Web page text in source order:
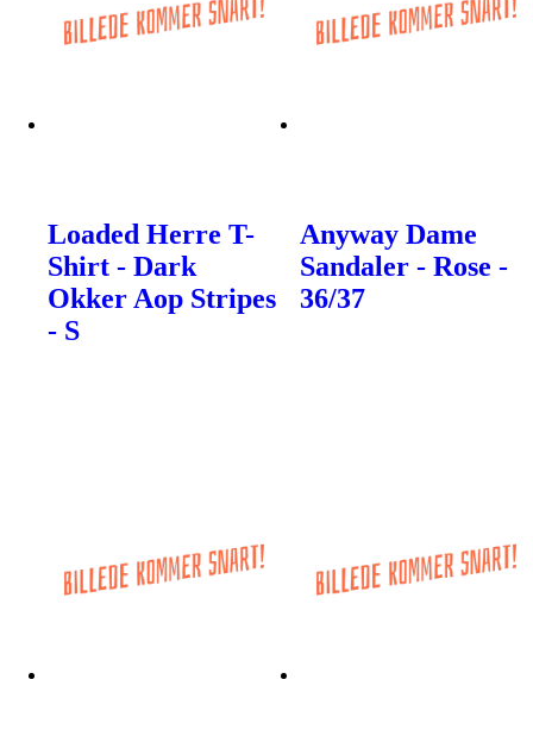
Loaded Herre T-
Shirt - Dark
Okker Aop Stripes
- S
Anyway Dame
Sandaler - Rose -
36/37